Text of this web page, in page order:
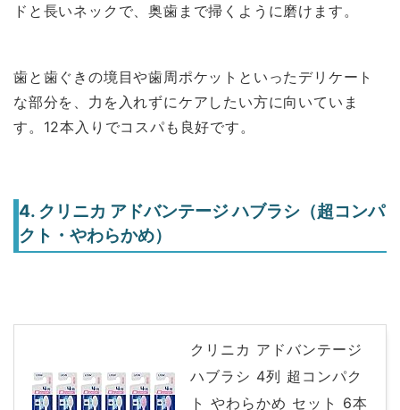
ドと長いネックで、奥歯まで掃くように磨けます。
歯と歯ぐきの境目や歯周ポケットといったデリケート
な部分を、力を入れずにケアしたい方に向いていま
す。12本入りでコスパも良好です。
4. クリニカ アドバンテージ ハブラシ（超コンパ
クト・やわらかめ）
クリニカ アドバンテージ
ハブラシ 4列 超コンパク
ト やわらかめ セット 6本